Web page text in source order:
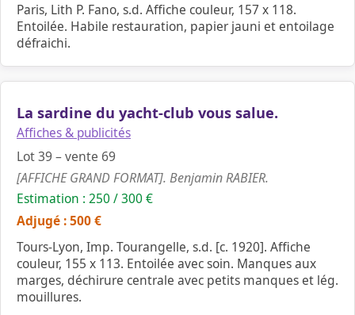
Paris, Lith P. Fano, s.d. Affiche couleur, 157 x 118.
Entoilée. Habile restauration, papier jauni et entoilage
défraichi.
La sardine du yacht-club vous salue.
Affiches & publicités
Lot 39 – vente 69
[AFFICHE GRAND FORMAT]. Benjamin RABIER.
Estimation : 250 / 300 €
Adjugé : 500 €
Tours-Lyon, Imp. Tourangelle, s.d. [c. 1920]. Affiche
couleur, 155 x 113. Entoilée avec soin. Manques aux
marges, déchirure centrale avec petits manques et lég.
mouillures.